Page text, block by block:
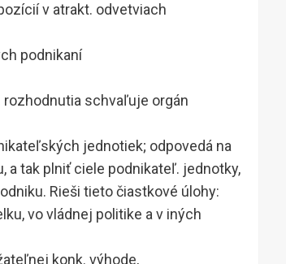
v atrakt. odvetviach
podnikaní
rozhodnutia schvaľuje orgán
jednotiek; odpovedá na
a tak plniť ciele podnikateľ. jednotky,
Rieši tieto čiastkové úlohy:
vo vládnej politike a v iných
konk. výhode,